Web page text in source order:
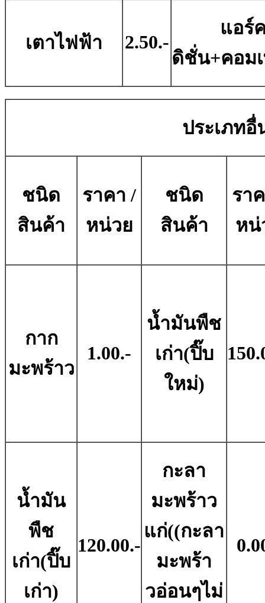
เตาไฟฟ้า 2.50.-
แอร์
ดิชั่น+คอม
ประเภทอื่
ชนิด
สินค้า
ราคา /
หน่วย
ชนิด
สินค้า
รา
หน่
กาก
มะพร้าว
1.00.-
น้ำมันพืช
เก่า(ปิ๊บ
ใหม่)
น้ำมัน
พืช
เก่า(ปิ๊บ
เก่า)
120.00.-
กะลา
มะพร้าว
แก่((กะลา
มะพร้า
วอ่อนๆไม่